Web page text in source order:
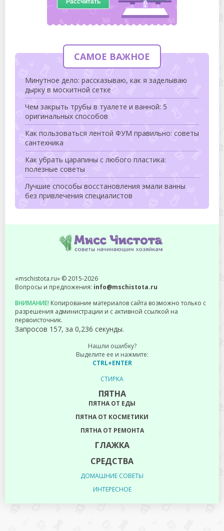
САМОЕ ВАЖНОЕ
Минутное дело: рассказываю, как я заделываю
дырку в москитной сетке
Чем закрыть трубы в туалете и ванной: 5
оригинальных способов
Как пользоваться лентой ФУМ правильно: советы
сантехника
Как убрать царапины с любого пластика:
полезные советы
Лучшие способы восстановления эмали ванны
без привлечения специалистов
«mschistota.ru» © 2015-2026
Вопросы и предложения: info@mschistota.ru
ВНИМАНИЕ! Копирование материалов сайта возможно только с
разрешения администрации и с активной ссылкой на
первоисточник.
Запросов 157, за 0,236 секунды.
Нашли ошибку?
Выделите ее и нажмите:
CTRL+ENTER
СТИРКА
ПЯТНА
ПЯТНА ОТ ЕДЫ
ПЯТНА ОТ КОСМЕТИКИ
ПЯТНА ОТ РЕМОНТА
ГЛАЖКА
СРЕДСТВА
ДОМАШНИЕ СОВЕТЫ
ИНТЕРЕСНОЕ